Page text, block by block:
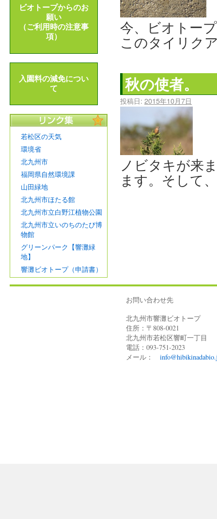
今、ビオトー
このタイリク
秋の使者。
投稿日: 2015年10月7日
ノビタキが来
ます。そして
ビオトープからのお
願い
（ご利用時の注意事
項）
入園料の減免につい
て
若松区の天気
環境省
北九州市
福岡県自然環境課
山田緑地
北九州市ほたる館
北九州市立白野江植物公園
北九州市立いのちのたび博
物館
グリーンパーク【響灘緑
地】
響灘ビオトープ（申請書）
お問い合わせ先
北九州市響灘ビオトープ
住所：〒808-0021
北九州市若松区響町一丁目
電話：093-751-2023
メール：